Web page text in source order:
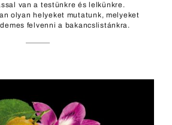
van a testünkre és lelkünkre.
olyan helyeket mutatunk, melyeket
felvenni a bakancslistánkra.